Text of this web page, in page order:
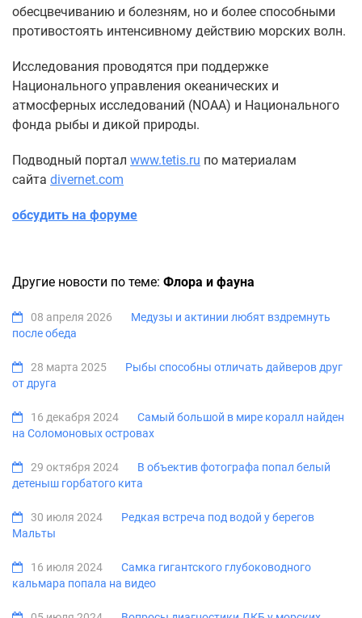
обесцвечиванию и болезням, но и более способными
противостоять интенсивному действию морских волн.
Исследования проводятся при поддержке
Национального управления океанических и
атмосферных исследований (NOAA) и Национального
фонда рыбы и дикой природы.
Подводный портал www.tetis.ru по материалам
сайта divernet.com
обсудить на форуме
Другие новости по теме: Флора и фауна
08 апреля 2026
Медузы и актинии любят вздремнуть
после обеда
28 марта 2025
Рыбы способны отличать дайверов друг
от друга
16 декабря 2024
Самый большой в мире коралл найден
на Соломоновых островах
29 октября 2024
В объектив фотографа попал белый
детеныш горбатого кита
30 июля 2024
Редкая встреча под водой у берегов
Мальты
16 июля 2024
Самка гигантского глубоководного
кальмара попала на видео